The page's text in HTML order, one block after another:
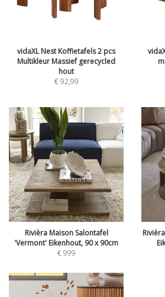
vidaXL Nest Koffietafels 2 pcs
Multikleur Massief gerecycled
hout
€92,99
Rivièra Maison Salontafel
'Vermont' Eikenhout, 90 x 90cm
€999